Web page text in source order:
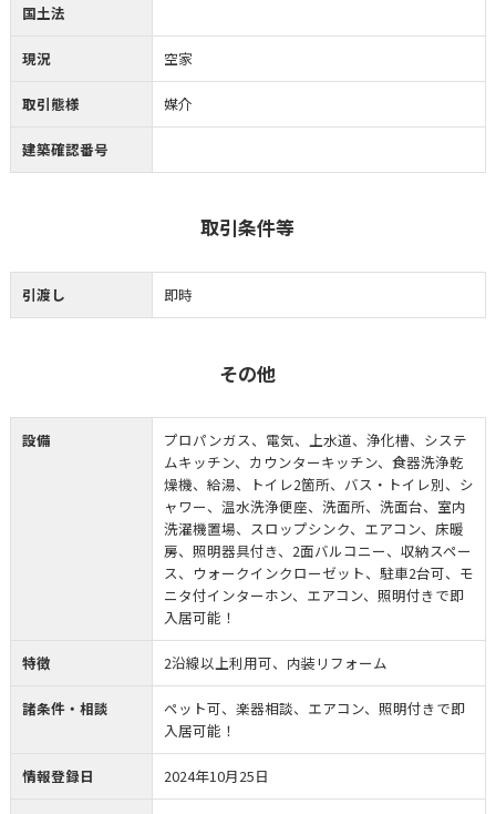
国土法
現況 空家
取引態様 媒介
建築確認番号
取引条件等
引渡し 即時
その他
設備
プロパンガス、電気、上水道、浄化槽、システ
ムキッチン、カウンターキッチン、食器洗浄乾
燥機、給湯、トイレ2箇所、バス・トイレ別、シ
ャワー、温水洗浄便座、洗面所、洗面台、室内
洗濯機置場、スロップシンク、エアコン、床暖
房、照明器具付き、2面バルコニー、収納スペー
ス、ウォークインクローゼット、駐車2台可、モ
ニタ付インターホン、エアコン、照明付きで即
入居可能！
特徴 2沿線以上利用可、内装リフォーム
諸条件・相談
ペット可、楽器相談、エアコン、照明付きで即
入居可能！
情報登録日 2024年10月25日